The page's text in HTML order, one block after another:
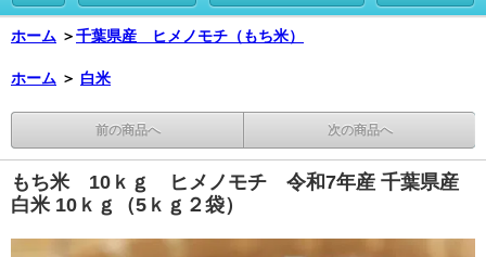
ホーム ＞千葉県産 ヒメノモチ（もち米）
ホーム ＞ 白米
前の商品へ 次の商品へ
もち米 10ｋｇ ヒメノモチ 令和7年産 千葉県産
白米 10ｋｇ（5ｋｇ２袋）